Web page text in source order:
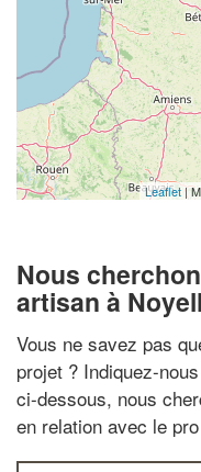
Leaflet|
Nous
artisan à
Vous ne savez pas
projet ? Indiquez-
ci-dessous, nous
en relation avec le